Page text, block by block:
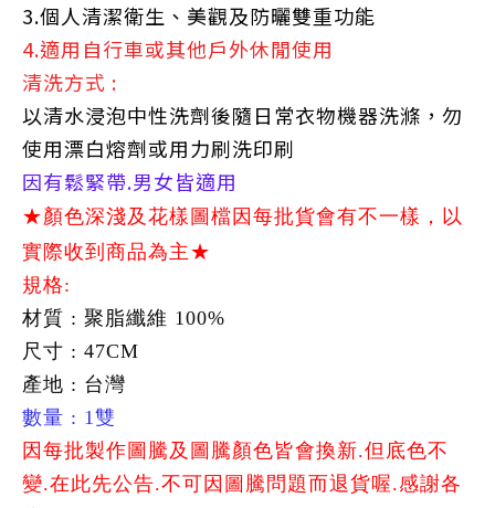
3.個人清潔衛生、美觀及防曬雙重功能
4.適用自行車或其他戶外休閒使用
清洗方式 :
以清水浸泡中性洗劑後隨日常衣物機器洗滌，勿
使用漂白熔劑或用力刷洗印刷
因有鬆緊帶.男女皆適用
★顏色深淺及花樣圖檔因每批貨會有不一樣，以
實際收到商品為主★
規格:
材質 : 聚脂纖維 100%
尺寸 : 47CM
產地 : 台灣
數量 : 1雙
因每批製作圖騰及圖騰顏色皆會換新.但底色不
變.在此先公告.不可因圖騰問題而退貨喔.感謝各